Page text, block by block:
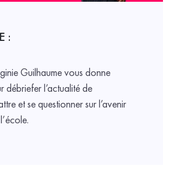
:
Guilhaume vous donne
débriefer l’actualité de
et se questionner sur l’avenir